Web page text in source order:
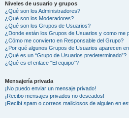
Niveles de usuario y grupos
¿Qué son los Administradores?
¿Qué son los Moderadores?
¿Qué son los Grupos de Usuarios?
¿Donde están los Grupos de Usuarios y como me
¿Cómo me convierto en Responsable del Grupo?
¿Por qué algunos Grupos de Usuarios aparecen
¿Qué es un “Grupo de Usuarios predeterminado”?
¿Qué es el enlace “El equipo”?
Mensajería privada
¡No puedo enviar un mensaje privado!
¡Recibo mensajes privados no deseados!
¡Recibí spam o correos maliciosos de alguien en